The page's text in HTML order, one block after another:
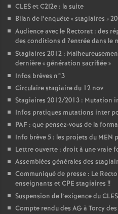
CLESet C2I2e : la suite
Bilan de l’enquête «stagiaires »
Audience avec le Rectorat : des
des conditions d ?entrée dans le
Stagiaires 2012 :
dernière «génération sacrifiée»
Infos brèves n°3
Circulaire stagiaire du 12 nov
Stagiaires 2012/2013 : Mutation
Infos pratiques mutations inter
PAF : que pensez-vous de la
Info brève 5 : les projets du MEN
Lettre ouverte : droit à une vraie
Assemblées générales des
Communiqué de presse : Le
enseignants etCPE stagiaires !!
Suspension de l’exigence duCLES
Compte rendu des AG à Torcy